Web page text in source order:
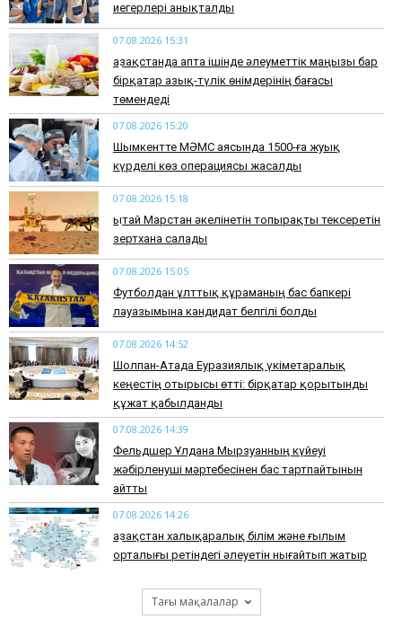
иегерлері анықталды
07.08.2026 15:31
Қазақстанда апта ішінде әлеуметтік маңызы бар
бірқатар азық-түлік өнімдерінің бағасы
төмендеді
07.08.2026 15:20
Шымкентте МӘМС аясында 1500-ға жуық
күрделі көз операциясы жасалды
07.08.2026 15:18
Қытай Марстан әкелінетін топырақты тексеретін
зертхана салады
07.08.2026 15:05
Футболдан ұлттық құраманың бас бапкері
лауазымына кандидат белгілі болды
07.08.2026 14:52
Шолпан-Атада Еуразиялық үкіметаралық
кеңестің отырысы өтті: бірқатар қорытынды
құжат қабылданды
07.08.2026 14:39
Фельдшер Ұлдана Мырзуанның күйеуі
жәбірленуші мәртебесінен бас тартпайтынын
айтты
07.08.2026 14:26
Қазақстан халықаралық білім және ғылым
орталығы ретіндегі әлеуетін нығайтып жатыр
Тағы мақалалар